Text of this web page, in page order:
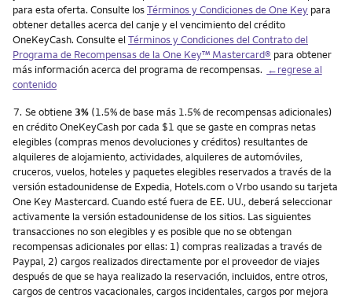
para esta oferta. Consulte losTérminos y Condiciones de One Key para
obtener detalles acerca del canje y el vencimiento del crédito
OneKeyCash. Consulte elTérminos y Condiciones del Contrato del
Programa de Recompensas de la One Key™ Mastercard® para obtener
más información acerca del programa de recompensas. ←regrese al
contenido
Nota
7. Se obtiene 3% (1.5% de base más 1.5% de recompensas adicionales)
en crédito OneKeyCash por cada $1 que se gaste en compras netas
elegibles (compras menos devoluciones y créditos) resultantes de
alquileres de alojamiento, actividades, alquileres de automóviles,
cruceros, vuelos, hoteles y paquetes elegibles reservados a través de la
versión estadounidense de Expedia, Hotels.com o Vrbo usando su tarjeta
One Key Mastercard. Cuando esté fuera de EE. UU., deberá seleccionar
activamente la versión estadounidense de los sitios. Las siguientes
transacciones no son elegibles y es posible que no se obtengan
recompensas adicionales por ellas: 1) compras realizadas a través de
Paypal, 2) cargos realizados directamente por el proveedor de viajes
después de que se haya realizado la reservación, incluidos, entre otros,
cargos de centros vacacionales, cargos incidentales, cargos por mejora